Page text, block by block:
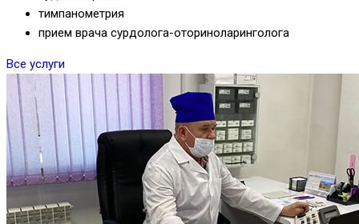
тимпанометрия
прием врача сурдолога-оториноларинголога
Все услуги